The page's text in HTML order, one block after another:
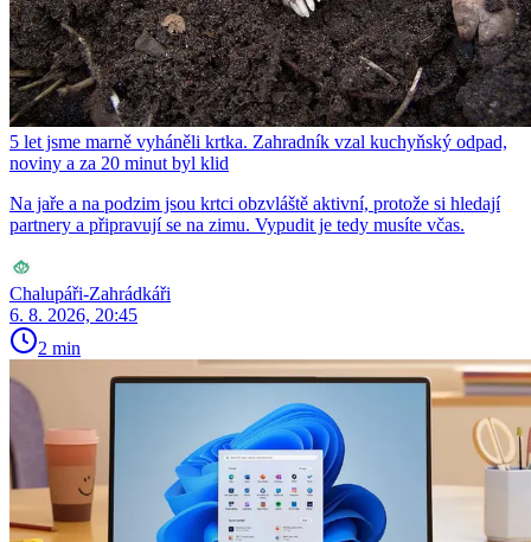
5 let jsme marně vyháněli krtka. Zahradník vzal kuchyňský odpad,
noviny a za 20 minut byl klid
Na jaře a na podzim jsou krtci obzvláště aktivní, protože si hledají
partnery a připravují se na zimu. Vypudit je tedy musíte včas.
Chalupáři-Zahrádkáři
6. 8. 2026, 20:45
2 min